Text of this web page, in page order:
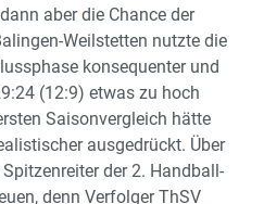
aber die Chance der
Weilstetten nutzte die
konsequenter und
(12:9) etwas zu hoch
Saisonvergleich hätte
ausgedrückt. Über
der 2. Handball-
denn Verfolger ThSV